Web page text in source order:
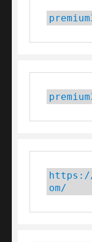
https://
om/